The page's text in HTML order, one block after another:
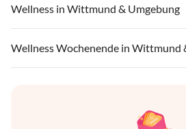
Wellness in Wittmund & Umgebung
Wellness Wochenende in Wittmund